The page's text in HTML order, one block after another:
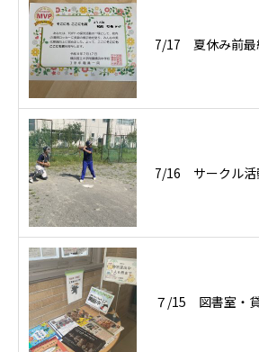
7/17 夏休み前最
7/16 サークル活
７/15 図書室・